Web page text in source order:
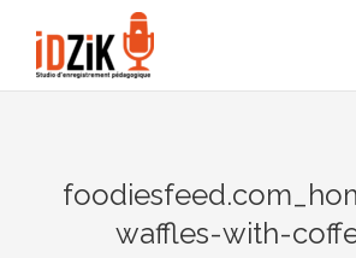
waffles-with-